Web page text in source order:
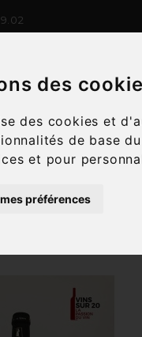
des
des cookies et
de base du
et pour
préférences
CONCEPT